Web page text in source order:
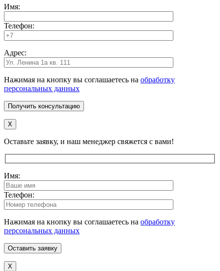
Имя:
Телефон:
Адрес:
Нажимая на кнопку вы соглашаетесь на обработку
персональных данных
X
Оставьте заявку, и наш менеджер свяжется с вами!
Имя:
Телефон:
Нажимая на кнопку вы соглашаетесь на обработку
персональных данных
X